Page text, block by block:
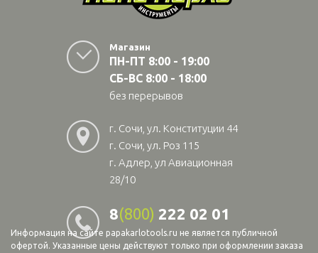
Магазин
ПН-ПТ 8:00 - 19:00
СБ-ВС 8:00 - 18:00
без перерывов
г. Сочи, ул. Конституции 44
г. Сочи, ул. Роз 115
г. Адлер, ул Авиационная
28/10
8(800) 222 02 01
Информация на сайте papakarlotools.ru не является публичной
офертой. Указанные цены действуют только при оформлении заказа